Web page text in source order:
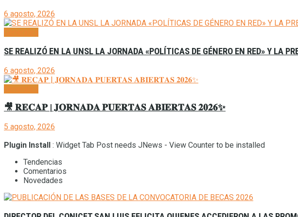
6 agosto, 2026
SE REALIZÓ EN LA UNSL LA JORNADA «POLÍTICAS DE GÉNERO EN RED» Y LA
6 agosto, 2026
🎥 𝐑𝐄𝐂𝐀𝐏 | 𝐉𝐎𝐑𝐍𝐀𝐃𝐀 𝐏𝐔𝐄𝐑𝐓𝐀𝐒 𝐀𝐁𝐈𝐄𝐑𝐓𝐀𝐒 𝟐𝟎𝟐𝟔✨
5 agosto, 2026
Plugin Install
: Widget Tab Post needs JNews - View Counter to be installed
Tendencias
Comentarios
Novedades